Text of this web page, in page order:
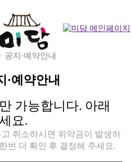
공지·예약안내
가능합니다. 아래
요.
취소하시면 위약금이 발생하
번 더 확인 후 결정해 주세요.